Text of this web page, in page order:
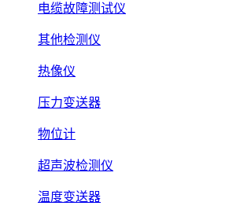
电缆故障测试仪
其他检测仪
热像仪
压力变送器
物位计
超声波检测仪
温度变送器